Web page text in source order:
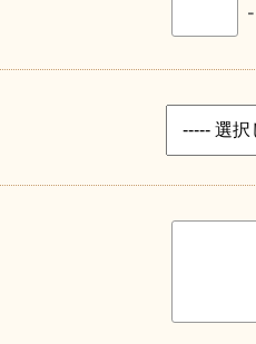
-